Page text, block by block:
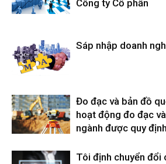
Công ty Cổ phần
Sáp nhập doanh
Đo đạc và bản đồ
hoạt động đo đạc
ngành được quy
Tôi định chuyển